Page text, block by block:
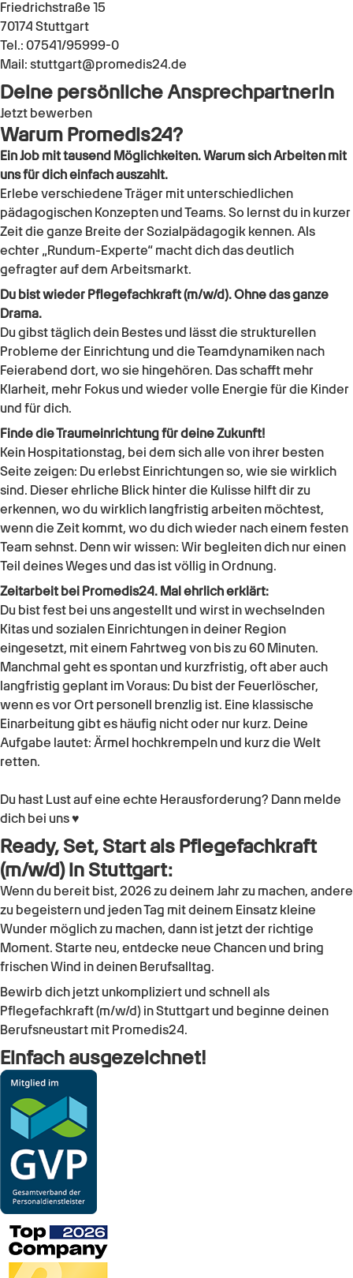
Friedrichstraße 15
70174 Stuttgart
Tel.: 07541/95999-0
Mail: stuttgart@promedis24.de
Deine persönliche Ansprechpartnerin
Jetzt bewerben
Warum Promedis24?
Ein Job mit tausend Möglichkeiten. Warum sich Arbeiten mit
uns für dich einfach auszahlt.
Erlebe verschiedene Träger mit unterschiedlichen
pädagogischen Konzepten und Teams. So lernst du in kurzer
Zeit die ganze Breite der Sozialpädagogik kennen. Als
echter „Rundum-Experte“ macht dich das deutlich
gefragter auf dem Arbeitsmarkt.
Du bist wieder Pflegefachkraft (m/w/d). Ohne das ganze
Drama.
Du gibst täglich dein Bestes und lässt die strukturellen
Probleme der Einrichtung und die Teamdynamiken nach
Feierabend dort, wo sie hingehören. Das schafft mehr
Klarheit, mehr Fokus und wieder volle Energie für die Kinder
und für dich.
Finde die Traumeinrichtung für deine Zukunft!
Kein Hospitationstag, bei dem sich alle von ihrer besten
Seite zeigen: Du erlebst Einrichtungen so, wie sie wirklich
sind. Dieser ehrliche Blick hinter die Kulisse hilft dir zu
erkennen, wo du wirklich langfristig arbeiten möchtest,
wenn die Zeit kommt, wo du dich wieder nach einem festen
Team sehnst. Denn wir wissen: Wir begleiten dich nur einen
Teil deines Weges und das ist völlig in Ordnung.
Zeitarbeit bei Promedis24. Mal ehrlich erklärt:
Du bist fest bei uns angestellt und wirst in wechselnden
Kitas und sozialen Einrichtungen in deiner Region
eingesetzt, mit einem Fahrtweg von bis zu 60 Minuten.
Manchmal geht es spontan und kurzfristig, oft aber auch
langfristig geplant im Voraus: Du bist der Feuerlöscher,
wenn es vor Ort personell brenzlig ist. Eine klassische
Einarbeitung gibt es häufig nicht oder nur kurz. Deine
Aufgabe lautet: Ärmel hochkrempeln und kurz die Welt
retten.
Du hast Lust auf eine echte Herausforderung? Dann melde
dich bei uns ♥
Ready, Set, Start als Pflegefachkraft
(m/w/d)in Stuttgart:
Wenn du bereit bist, 2026 zu deinem Jahr zu machen, andere
zu begeistern und jeden Tag mit deinem Einsatz kleine
Wunder möglich zu machen, dann ist jetzt der richtige
Moment. Starte neu, entdecke neue Chancen und bring
frischen Wind in deinen Berufsalltag.
Bewirb dich jetzt unkompliziert und schnell als
Pflegefachkraft (m/w/d) inStuttgart und beginne deinen
Berufsneustart mit Promedis24.
Einfach ausgezeichnet!